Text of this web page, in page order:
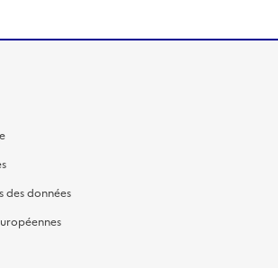
des données